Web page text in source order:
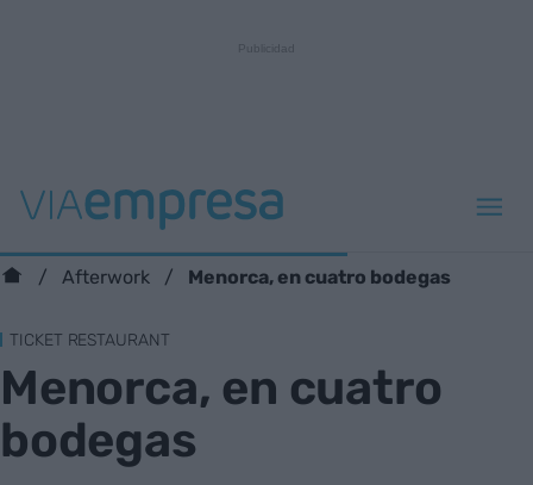
Afterwork Menorca, en cuatro bodegas
TICKET RESTAURANT
Menorca, en cuatro
bodegas